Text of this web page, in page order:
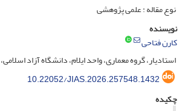
نوع مقاله : علمی پژوهشی
نویسنده
کارن فتاحی
استادیار، گروه معماری، واحد ایلام، دانشگاه آزاد اسلامی،
10.22052/JIAS.2026.257548.1432
چکیده